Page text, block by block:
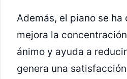
Además, el piano se
mejora la
ánimo y ayuda a
genera una